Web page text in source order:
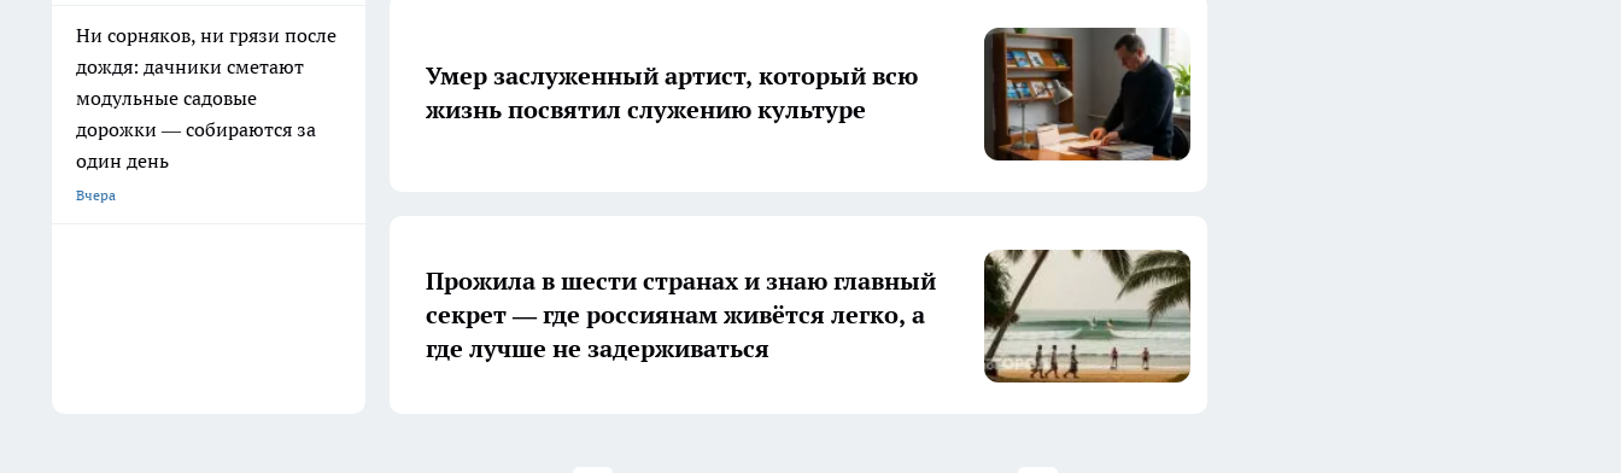
Ни сорняков, ни грязи после
дождя: дачники сметают
модульные садовые
дорожки — собираются за
один день
Вчера
Умер заслуженный артист, который всю
жизнь посвятил служению культуре
Прожила в шести странах и знаю главный
секрет — где россиянам живётся легко, а
где лучше не задерживаться